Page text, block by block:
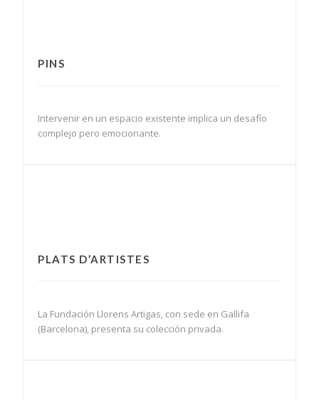
PINS
Intervenir en un espacio existente implica un desafío
complejo pero emocionante.
PLATS D’ARTISTES
La Fundación Llorens Artigas, con sede en Gallifa
(Barcelona), presenta su colección privada.